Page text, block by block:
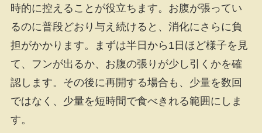
時的に控えることが役立ちます。お腹が張ってい
るのに普段どおり与え続けると、消化にさらに負
担がかかります。まずは半日から1日ほど様子を見
て、フンが出るか、お腹の張りが少し引くかを確
認します。その後に再開する場合も、少量を数回
ではなく、少量を短時間で食べきれる範囲にしま
す。